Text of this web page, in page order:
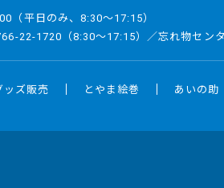
（平日のみ、8:30～17:15）
22-1720 （8:30～17:15）／忘れ物セン
ッズ販売 とやま絵巻 あいの助